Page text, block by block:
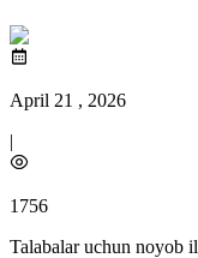
April 21 , 2026
|
1756
Talabalar uchun noyob